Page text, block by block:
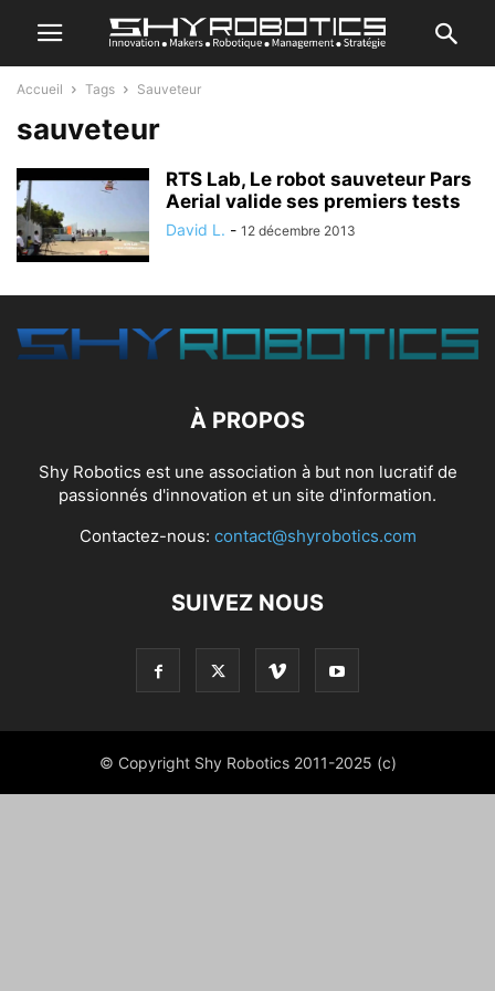
Accueil Tags Sauveteur
sauveteur
RTS Lab, Le robot sauveteur Pars
Aerial valide ses premiers tests
David L. - 12 décembre 2013
À PROPOS
Shy Robotics est une association à but non lucratif de
passionnés d'innovation et un site d'information.
Contactez-nous: contact@shyrobotics.com
SUIVEZ NOUS
© Copyright Shy Robotics 2011-2025 (c)